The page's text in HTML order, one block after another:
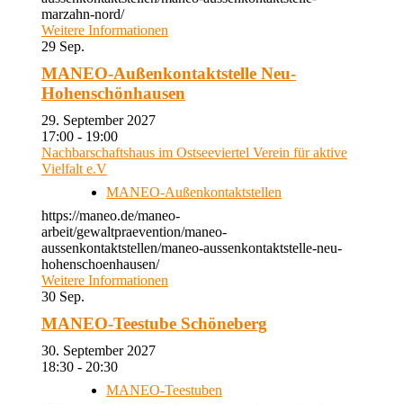
marzahn-nord/
Weitere Informationen
29 Sep.
MANEO-Außenkontaktstelle Neu-
Hohenschönhausen
29. September 2027
17:00 - 19:00
Nachbarschaftshaus im Ostseeviertel Verein für aktive
Vielfalt e.V
MANEO-Außenkontaktstellen
https://maneo.de/maneo-
arbeit/gewaltpraevention/maneo-
aussenkontaktstellen/maneo-aussenkontaktstelle-neu-
hohenschoenhausen/
Weitere Informationen
30 Sep.
MANEO-Teestube Schöneberg
30. September 2027
18:30 - 20:30
MANEO-Teestuben